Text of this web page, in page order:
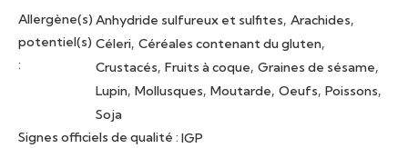
Allergène(s)
potentiel(s)
:
Anhydride sulfureux et sulfites, Arachides,
Céleri, Céréales contenant du gluten,
Crustacés, Fruits à coque, Graines de sésame,
Lupin, Mollusques, Moutarde, Oeufs, Poissons,
Soja
Signes officiels de qualité : IGP